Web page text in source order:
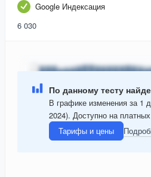
Google Индексация
6 030
По данному тесту
В графике изменения за 1
2024). Доступно на
Тарифы и цены